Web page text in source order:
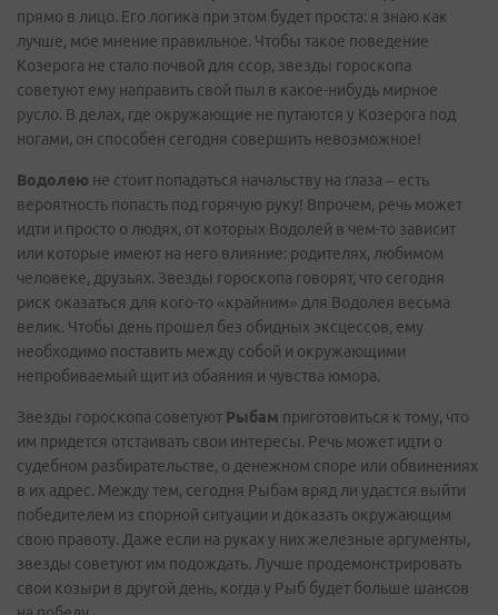
прямо в лицо. Его логика при этом будет проста: я знаю как
лучше, мое мнение правильное. Чтобы такое поведение
Козерога не стало почвой для ссор, звезды гороскопа
советуют ему направить свой пыл в какое-нибудь мирное
русло. В делах, где окружающие не путаются у Козерога под
ногами, он способен сегодня совершить невозможное!
Водолею не стоит попадаться начальству на глаза – есть
вероятность попасть под горячую руку! Впрочем, речь может
идти и просто о людях, от которых Водолей в чем-то зависит
или которые имеют на него влияние: родителях, любимом
человеке, друзьях. Звезды гороскопа говорят, что сегодня
риск оказаться для кого-то «крайним» для Водолея весьма
велик. Чтобы день прошел без обидных эксцессов, ему
необходимо поставить между собой и окружающими
непробиваемый щит из обаяния и чувства юмора.
Звезды гороскопа советуют Рыбам приготовиться к тому, что
им придется отстаивать свои интересы. Речь может идти о
судебном разбирательстве, о денежном споре или обвинениях
в их адрес. Между тем, сегодня Рыбам вряд ли удастся выйти
победителем из спорной ситуации и доказать окружающим
свою правоту. Даже если на руках у них железные аргументы,
звезды советуют им подождать. Лучше продемонстрировать
свои козыри в другой день, когда у Рыб будет больше шансов